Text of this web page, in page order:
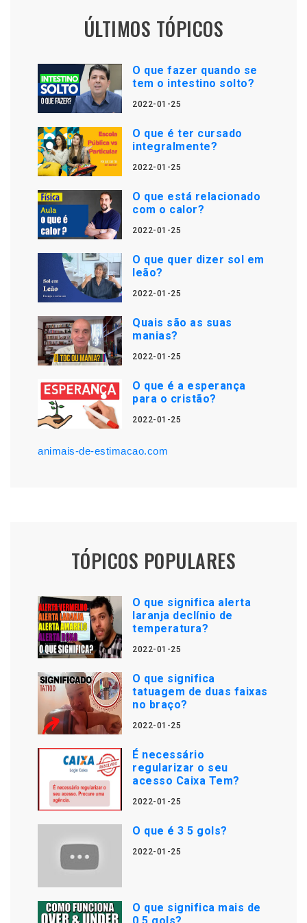
ÚLTIMOS TÓPICOS
O que fazer quando se
tem o intestino solto?
2022-01-25
O que é ter cursado
integralmente?
2022-01-25
O que está relacionado
com o calor?
2022-01-25
O que quer dizer sol em
leão?
2022-01-25
Quais são as suas
manias?
2022-01-25
O que é a esperança
para o cristão?
2022-01-25
animais-de-estimacao.com
TÓPICOS POPULARES
O que significa alerta
laranja declínio de
temperatura?
2022-01-25
O que significa
tatuagem de duas faixas
no braço?
2022-01-25
É necessário
regularizar o seu
acesso Caixa Tem?
2022-01-25
O que é 3 5 gols?
2022-01-25
O que significa mais de